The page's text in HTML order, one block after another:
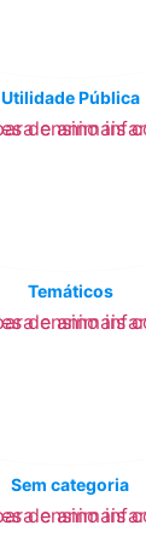
Utilidade Pública
Temáticos
Sem categoria